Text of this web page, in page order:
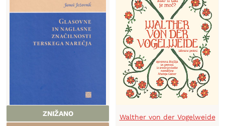
ZNIŽANO Walther von der Vogelweide